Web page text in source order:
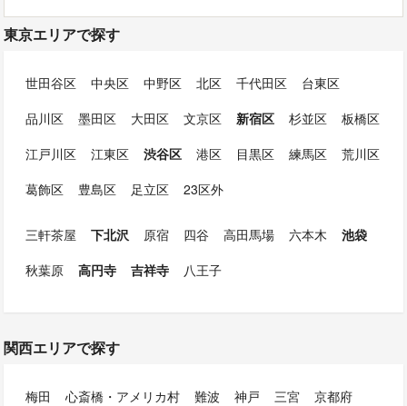
東京エリアで探す
世田谷区 中央区 中野区 北区 千代田区
台東区
品川区
墨田区 大田区 文京区 新宿区 杉並区
板橋区
江戸川区
江東区 渋谷区 港区 目黒区 練馬区
荒川区
葛飾区
豊島区 足立区 23区外
三軒茶屋 下北沢 原宿 四谷 高田馬場 六本木
池袋
秋葉原
高円寺 吉祥寺 八王子
関西エリアで探す
梅田 心斎橋・アメリカ村 難波 神戸 三宮 京都府